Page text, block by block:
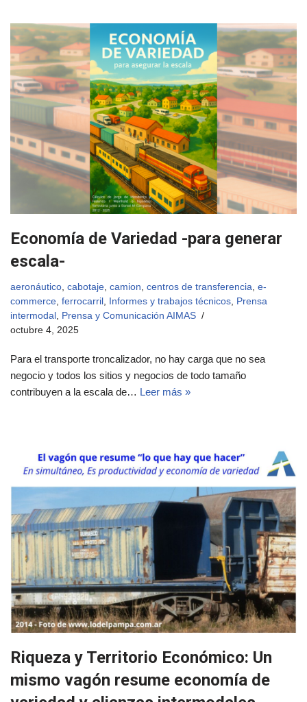
Economía de Variedad -para generar
escala-
aeronáutico, cabotaje, camion, centros de transferencia, e-
commerce, ferrocarril , Informes y trabajos técnicos, Prensa
intermodal , Prensa y Comunicación AIMAS
octubre 4, 2025
Para el transporte troncalizador, no hay carga que no sea
negocio y todos los sitios y negocios de todo tamaño
contribuyen a la escala de… Leer más »
Riqueza y Territorio Económico: Un
mismo vagón resume economía de